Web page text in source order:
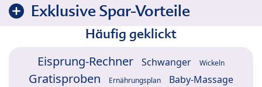
Exklusive Spar-Vorteile
Häufig geklickt
Eisprung-Rechner Schwanger Wickeln
Gratisproben Ernährungsplan Baby-Massage